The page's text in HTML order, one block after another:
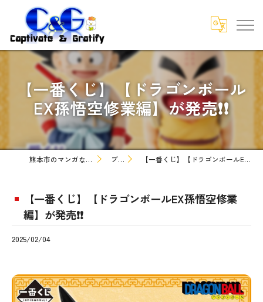
【一番くじ】【ドラゴンボール
EX孫悟空修業編】が発売❗❗
熊本市のマンガなら株式会社C&G ブログ 【一番くじ】【ドラゴンボールEX孫悟空修業編】が発売❗❗
【一番くじ】【ドラゴンボールEX孫悟空修業
編】が発売❗❗
2025/02/04